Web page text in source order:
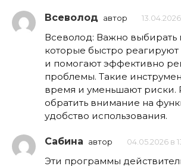
Всеволод автор
Всеволод: Важно
которые быстро
и помогают эффективно
проблемы. Такие
время и уменьшают риски.
обратить внимание на
удобство использования.
Сабина автор 04.05.2026 в
Эти программы